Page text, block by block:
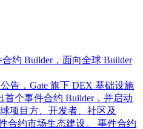
约 Builder，面向全球 Builder
告，Gate 旗下 DEX 基础设施
首个事件合约 Builder，并启动
项目方、开发者、社区及
合约市场生态建设。 事件合约